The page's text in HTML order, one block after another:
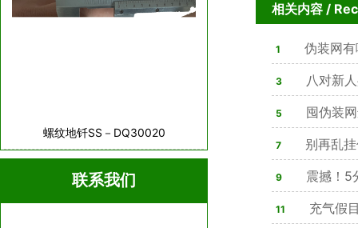
相关内容 /
1 伪装网
3
八对新
亮
5
囤伪装
合法可用，隐
7 别再乱
9
震撼！5
星，改写战场
11
充气假
螺纹地钎SS－DQ30020
联系我们